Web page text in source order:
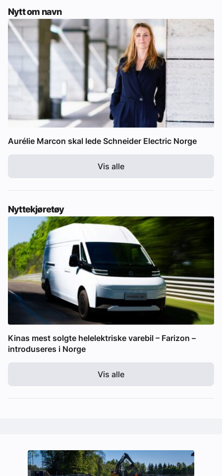
Nytt om navn
Aurélie Marcon skal lede Schneider Electric Norge
Vis alle
Nyttekjøretøy
Kinas mest solgte helelektriske varebil – Farizon –
introduseres i Norge
Vis alle